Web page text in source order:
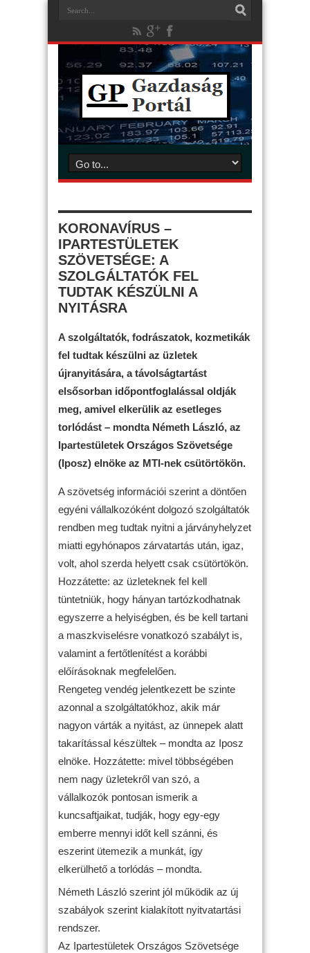
KORONAVÍRUS –
IPARTESTÜLETEK
SZÖVETSÉGE: A
SZOLGÁLTATÓK FEL
TUDTAK KÉSZÜLNI A
NYITÁSRA
A szolgáltatók, fodrászatok, kozmetikák
fel tudtak készülni az üzletek
újranyitására, a távolságtartást
elsősorban időpontfoglalással oldják
meg, amivel elkerülik az esetleges
torlódást – mondta Németh László, az
Ipartestületek Országos Szövetsége
(Iposz) elnöke az MTI-nek csütörtökön.
A szövetség információi szerint a döntően
egyéni vállalkozóként dolgozó szolgáltatók
rendben meg tudtak nyitni a járványhelyzet
miatti egyhónapos zárvatartás után, igaz,
volt, ahol szerda helyett csak csütörtökön.
Hozzátette: az üzleteknek fel kell
tüntetniük, hogy hányan tartózkodhatnak
egyszerre a helyiségben, és be kell tartani
a maszkviselésre vonatkozó szabályt is,
valamint a fertőtlenítést a korábbi
előírásoknak megfelelően.
Rengeteg vendég jelentkezett be szinte
azonnal a szolgáltatókhoz, akik már
nagyon várták a nyitást, az ünnepek alatt
takarítással készültek – mondta az Iposz
elnöke. Hozzátette: mivel többségében
nem nagy üzletekről van szó, a
vállalkozók pontosan ismerik a
kuncsaftjaikat, tudják, hogy egy-egy
emberre mennyi időt kell szánni, és
eszerint ütemezik a munkát, így
elkerülhető a torlódás – mondta.
Németh László szerint jól működik az új
szabályok szerint kialakított nyitvatartási
rendszer.
Az Ipartestületek Országos Szövetsége